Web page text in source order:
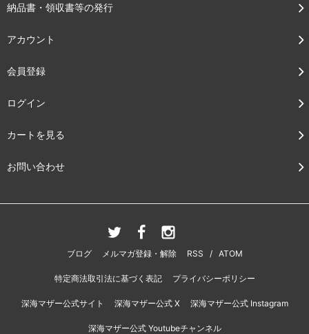
納品書・領収書等の発行
アカウント
会員登録
ログイン
カートを見る
お問い合わせ
ブログ メルマガ登録・解除 RSS / ATOM
特定商法取引法に基づく表記 プライバシーポリシー
深海マザー公式サイト 深海マザー公式 X 深海マザー公式 Instagram
深海マザー公式 Youtubeチャンネル